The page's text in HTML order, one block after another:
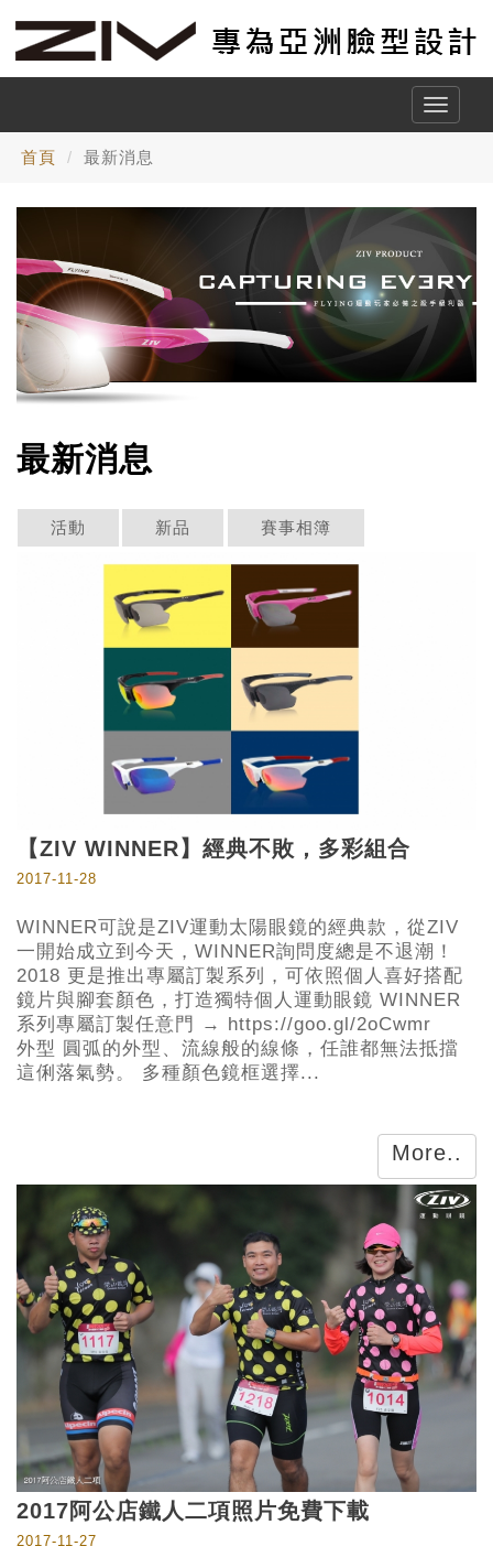
Toggle
首頁 最新消息
最新消息
活動 新品 賽事相簿
​【ZIV WINNER】經典不敗，多彩組合
2017-11-28
WINNER可說是ZIV運動太陽眼鏡的經典款，從ZIV
一開始成立到今天，WINNER詢問度總是不退潮！
2018 更是推出專屬訂製系列，可依照個人喜好搭配
鏡片與腳套顏色，打造獨特個人運動眼鏡 WINNER
系列專屬訂製任意門 → https://goo.gl/2oCwmr
外型 圓弧的外型、流線般的線條，任誰都無法抵擋
這俐落氣勢。 多種顏色鏡框選擇...
More..
2017阿公店鐵人二項照片免費下載
2017-11-27